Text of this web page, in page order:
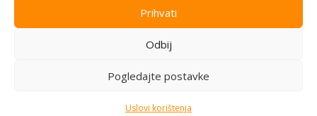
Prihvati
Odbij
Pogledajte postavke
Uslovi korištenja
Vision.